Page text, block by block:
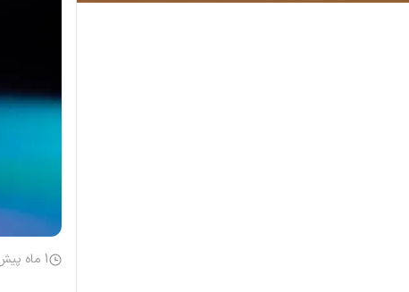
1 ماه پیش